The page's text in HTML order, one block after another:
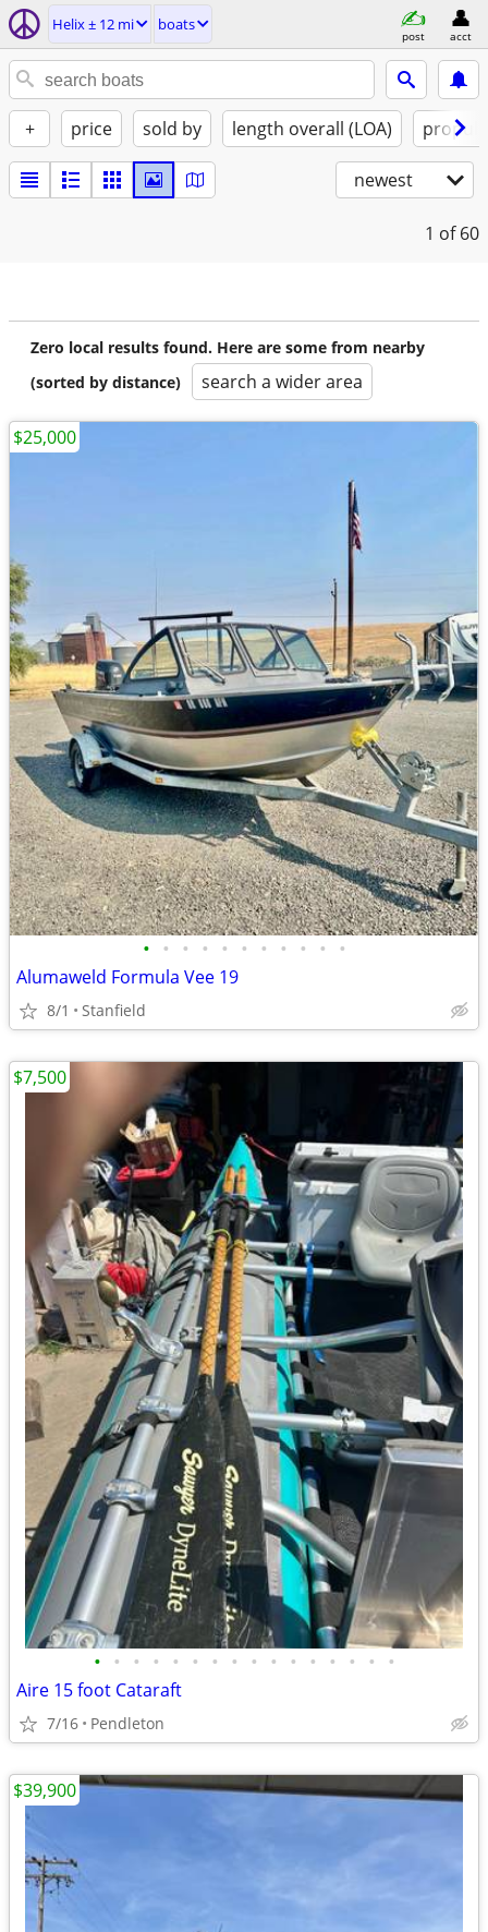
Helix ± 12 mi boats
post acct
+ price sold by length overall (LOA)
newest
1 of 60
Zero local results found. Here are some from nearby
(sorted by distance)
search a wider area
• • • • • • • • • • •
Alumaweld Formula Vee 19
8/1 Stanfield
$25,000
• • • • • • • • • • • • • • • •
Aire 15 foot Cataraft
7/16 Pendleton
$7,500
$39,900